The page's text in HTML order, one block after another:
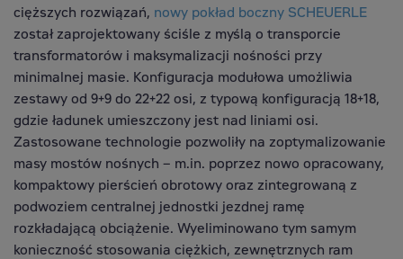
cięższych rozwiązań, nowy pokład boczny SCHEUERLE
został zaprojektowany ściśle z myślą o transporcie
transformatorów i maksymalizacji nośności przy
minimalnej masie. Konfiguracja modułowa umożliwia
zestawy od 9+9 do 22+22 osi, z typową konfiguracją 18+18,
gdzie ładunek umieszczony jest nad liniami osi.
Zastosowane technologie pozwoliły na zoptymalizowanie
masy mostów nośnych – m.in. poprzez nowo opracowany,
kompaktowy pierścień obrotowy oraz zintegrowaną z
podwoziem centralnej jednostki jezdnej ramę
rozkładającą obciążenie. Wyeliminowano tym samym
konieczność stosowania ciężkich, zewnętrznych ram